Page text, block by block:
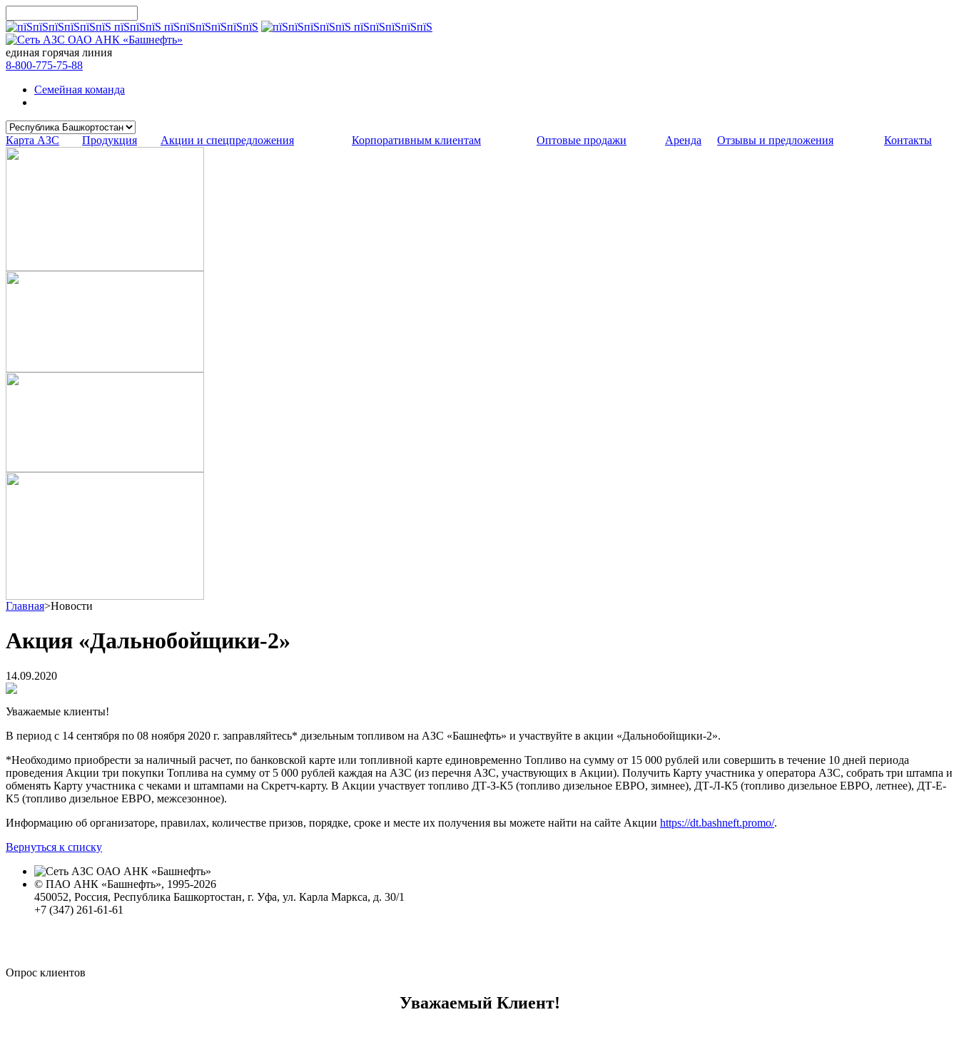
единая горячая линия
8-800-775-75-88
Семейная команда
Карта АЗС Продукция Акции и спецпредложения Корпоративным клиентам Оптовые продажи Аренда Отзывы и предложения Контакты
Главная>Новости
Акция «Дальнобойщики-2»
14.09.2020
Уважаемые клиенты!
В период с 14 сентября по 08 ноября 2020 г. заправляйтесь* дизельным топливом на АЗС «Башнефть» и участвуйте в акции «Дальнобойщики-2».
*Необходимо приобрести за наличный расчет, по банковской карте или топливной карте единовременно Топливо на сумму от 15 000 рублей или совершить в течение 10 дней периода
проведения Акции три покупки Топлива на сумму от 5 000 рублей каждая на АЗС (из перечня АЗС, участвующих в Акции). Получить Карту участника у оператора АЗС, собрать три штампа и
обменять Карту участника с чеками и штампами на Скретч-карту. В Акции участвует топливо ДТ-З-К5 (топливо дизельное ЕВРО, зимнее), ДТ-Л-К5 (топливо дизельное ЕВРО, летнее), ДТ-Е-
К5 (топливо дизельное ЕВРО, межсезонное).
Информацию об организаторе, правилах, количестве призов, порядке, сроке и месте их получения вы можете найти на сайте Акции https://dt.bashneft.promo/.
Вернуться к списку
© ПАО АНК «Башнефть», 1995-2026
450052, Россия, Республика Башкортостан, г. Уфа, ул. Карла Маркса, д. 30/1
+7 (347) 261-61-61
Опрос клиентов
Уважаемый Клиент!